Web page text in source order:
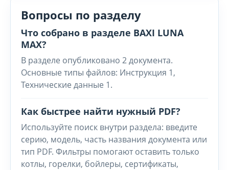
Вопросы по разделу
Что собрано в разделе BAXI LUNA
MAX?
В разделе опубликовано 2 документа.
Основные типы файлов: Инструкция 1,
Технические данные 1.
Как быстрее найти нужный PDF?
Используйте поиск внутри раздела: введите
серию, модель, часть названия документа или
тип PDF. Фильтры помогают оставить только
котлы, горелки, бойлеры, сертификаты,